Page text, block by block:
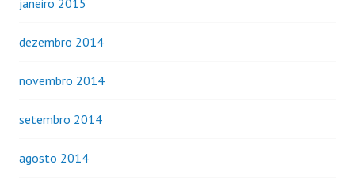
dezembro 2014
novembro 2014
setembro 2014
agosto 2014